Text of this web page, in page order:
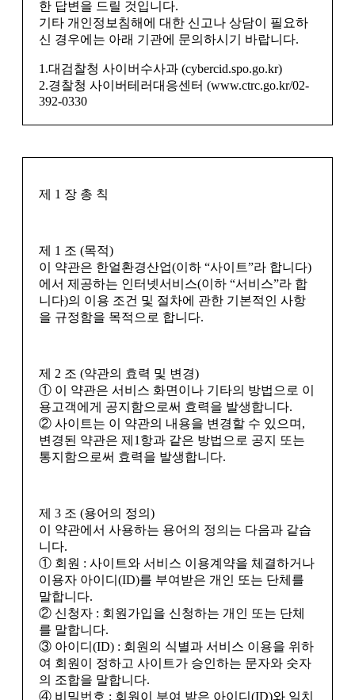
한 답변을 드릴 것입니다.
기타 개인정보침해에 대한 신고나 상담이 필요하
신 경우에는 아래 기관에 문의하시기 바랍니다.
1.대검찰청 사이버수사과 (cybercid.spo.go.kr)
2.경찰청 사이버테러대응센터 (www.ctrc.go.kr/02-
392-0330
제 1 장 총 칙
제 1 조 (목적)
이 약관은 한얼환경산업(이하 “사이트”라 합니다)
에서 제공하는 인터넷서비스(이하 “서비스”라 합
니다)의 이용 조건 및 절차에 관한 기본적인 사항
을 규정함을 목적으로 합니다.
제 2 조 (약관의 효력 및 변경)
① 이 약관은 서비스 화면이나 기타의 방법으로 이
용고객에게 공지함으로써 효력을 발생합니다.
② 사이트는 이 약관의 내용을 변경할 수 있으며,
변경된 약관은 제1항과 같은 방법으로 공지 또는
통지함으로써 효력을 발생합니다.
제 3 조 (용어의 정의)
이 약관에서 사용하는 용어의 정의는 다음과 같습
니다.
① 회원 : 사이트와 서비스 이용계약을 체결하거나
이용자 아이디(ID)를 부여받은 개인 또는 단체를
말합니다.
② 신청자 : 회원가입을 신청하는 개인 또는 단체
를 말합니다.
③ 아이디(ID) : 회원의 식별과 서비스 이용을 위하
여 회원이 정하고 사이트가 승인하는 문자와 숫자
의 조합을 말합니다.
④ 비밀번호 : 회원이 부여 받은 아이디(ID)와 일치